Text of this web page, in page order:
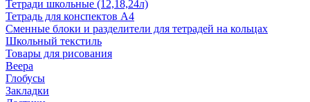
Тетради школьные (12,18,24л)
Тетрадь для конспектов А4
Сменные блоки и разделители для тетрадей на кольцах
Школьный текстиль
Товары для рисования
Веера
Глобусы
Закладки